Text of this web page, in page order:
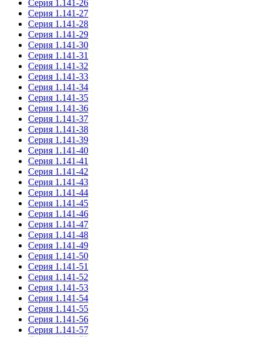
Серия 1.141-26
Серия 1.141-27
Серия 1.141-28
Серия 1.141-29
Серия 1.141-30
Серия 1.141-31
Серия 1.141-32
Серия 1.141-33
Серия 1.141-34
Серия 1.141-35
Серия 1.141-36
Серия 1.141-37
Серия 1.141-38
Серия 1.141-39
Серия 1.141-40
Серия 1.141-41
Серия 1.141-42
Серия 1.141-43
Серия 1.141-44
Серия 1.141-45
Серия 1.141-46
Серия 1.141-47
Серия 1.141-48
Серия 1.141-49
Серия 1.141-50
Серия 1.141-51
Серия 1.141-52
Серия 1.141-53
Серия 1.141-54
Серия 1.141-55
Серия 1.141-56
Серия 1.141-57